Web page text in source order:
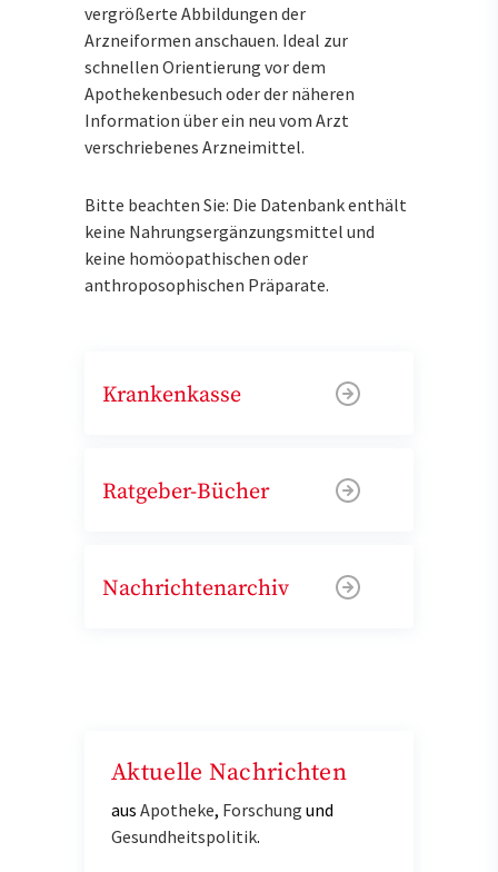
vergrößerte Abbildungen der
Arzneiformen anschauen. Ideal zur
schnellen Orientierung vor dem
Apothekenbesuch oder der näheren
Information über ein neu vom Arzt
verschriebenes Arzneimittel.
Bitte beachten Sie: Die Datenbank enthält
keine Nahrungsergänzungsmittel und
keine homöopathischen oder
anthroposophischen Präparate.
Krankenkasse
Ratgeber-Bücher
Nachrichtenarchiv
Aktuelle Nachrichten
aus Apotheke, Forschung und
Gesundheitspolitik.